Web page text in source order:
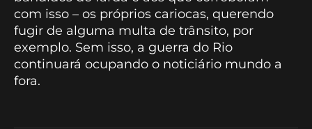
com isso – os próprios cariocas, querendo
fugir de alguma multa de trânsito, por
exemplo. Sem isso, a guerra do Rio
continuará ocupando o noticiário mundo a
fora.